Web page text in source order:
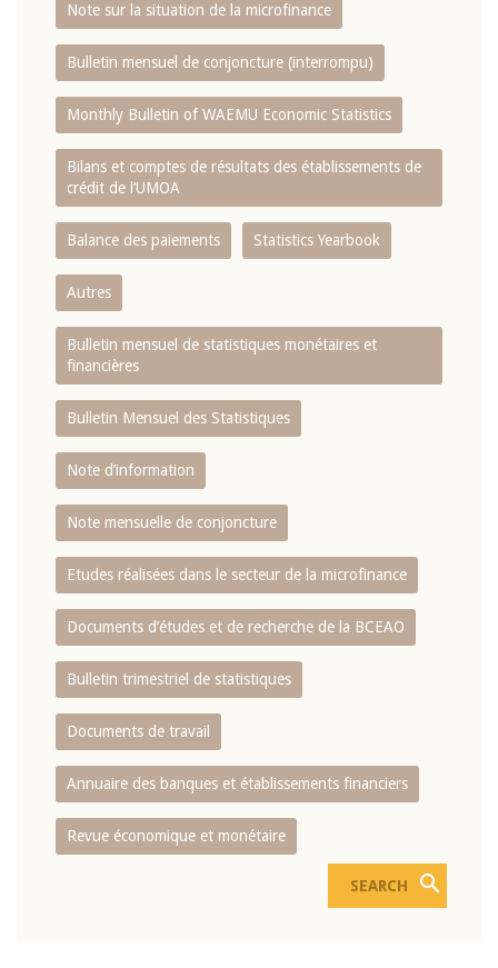
Note sur la situation de la microfinance
Bulletin mensuel de conjoncture (interrompu)
Monthly Bulletin of WAEMU Economic Statistics
Bilans et comptes de résultats des établissements de
crédit de l‘UMOA
Balance des paiements Statistics Yearbook
Autres
Bulletin mensuel de statistiques monétaires et
financières
Bulletin Mensuel des Statistiques
Note d’information
Note mensuelle de conjoncture
Etudes réalisées dans le secteur de la microfinance
Documents d’études et de recherche de la BCEAO
Bulletin trimestriel de statistiques
Documents de travail
Annuaire des banques et établissements financiers
Revue économique et monétaire